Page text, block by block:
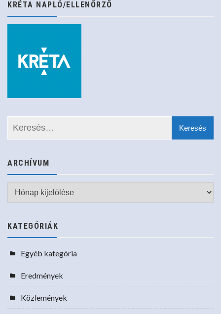
KRÉTA NAPLÓ/ELLENŐRZŐ
ARCHÍVUM
Archívum
KATEGÓRIÁK
Egyéb kategória
Eredmények
Közlemények